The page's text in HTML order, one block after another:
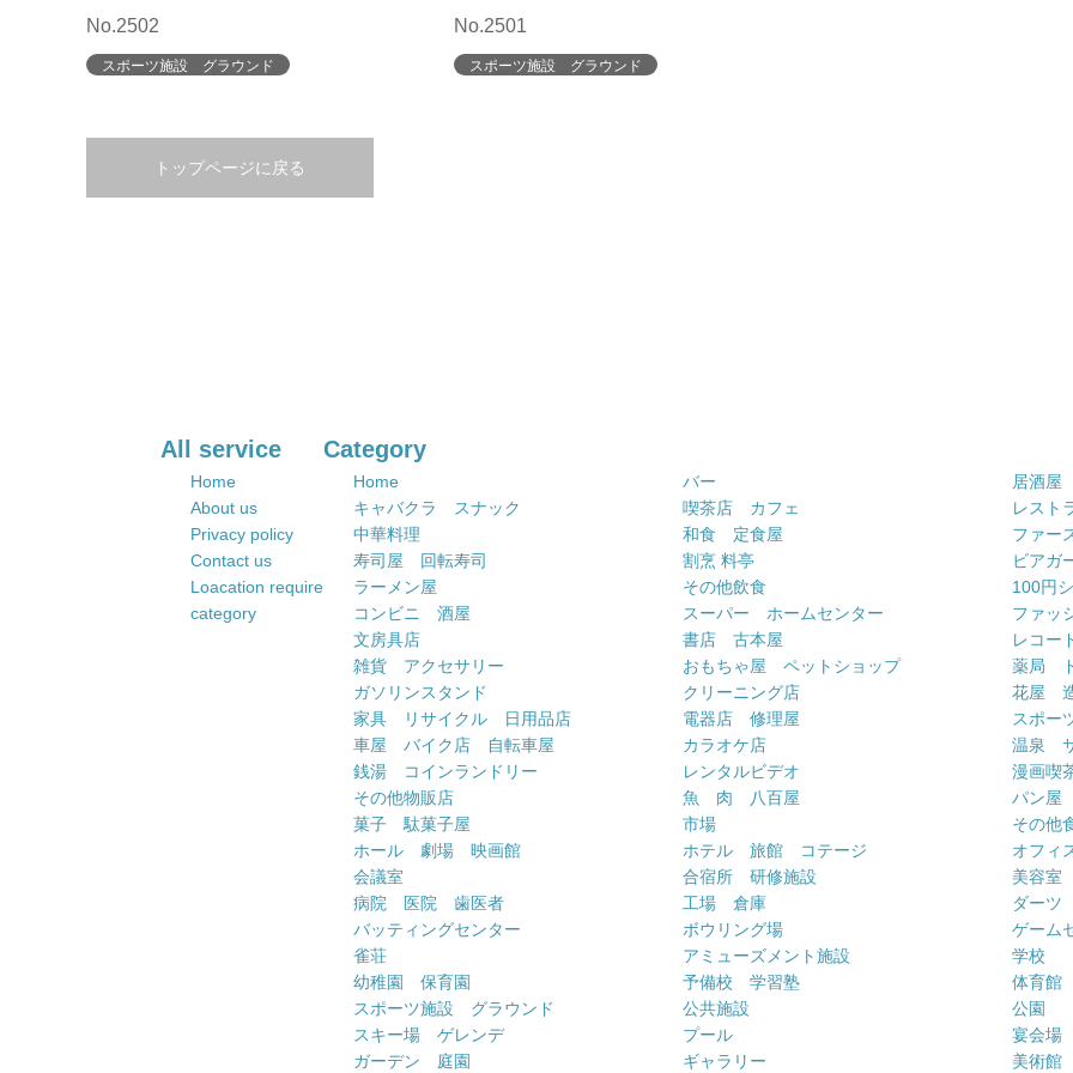
No.2502
スポーツ施設 グラウンド
No.2501
スポーツ施設 グラウンド
トップページに戻る
All service
Home
About us
Privacy policy
Contact us
Loacation require
category
Category
Home バー
居酒屋
キャバクラ スナック
喫茶店 カフェ
レスト
中華料理
和食 定食屋
ファー
寿司屋 回転寿司
割烹 料亭
ビアガ
ラーメン屋
その他飲食
100円
コンビニ 酒屋
スーパー ホームセンター
ファッ
文房具店
書店 古本屋
レコー
雑貨 アクセサリー
おもちゃ屋 ペットショップ
薬局
ガソリンスタンド
クリーニング店
花屋
家具 リサイクル 日用品店
電器店 修理屋
スポー
車屋 バイク店 自転車屋
カラオケ店
温泉
銭湯 コインランドリー
レンタルビデオ
漫画喫
その他物販店
魚 肉 八百屋
パン屋
菓子 駄菓子屋
市場
その他
ホール 劇場 映画館
ホテル 旅館 コテージ
オフィ
会議室
合宿所 研修施設
美容室
病院 医院 歯医者
工場 倉庫
ダーツ
バッティングセンター
ボウリング場
ゲーム
雀荘
アミューズメント施設
学校
幼稚園 保育園
予備校 学習塾
体育館
スポーツ施設 グラウンド
公共施設
公園
スキー場 ゲレンデ
プール
宴会場
ガーデン 庭園
ギャラリー 美術館